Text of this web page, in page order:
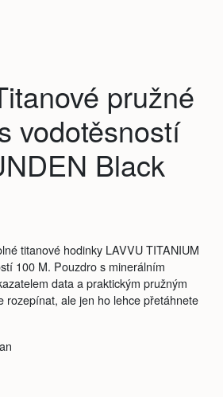
pružné
vodotěsností
Black
titanové hodinky LAVVU TITANIUM
100 M. Pouzdro s minerálním
data a praktickým pružným
rozepínat, ale jen ho lehce přetáhnete